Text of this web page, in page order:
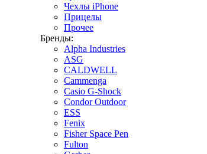
Чехлы iPhone
Прицелы
Прочее
Бренды:
Alpha Industries
ASG
CALDWELL
Cammenga
Casio G-Shock
Condor Outdoor
ESS
Fenix
Fisher Space Pen
Fulton